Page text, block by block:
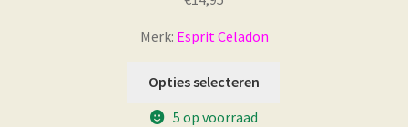
Merk: Esprit Celadon
Opties selecteren
5 op voorraad